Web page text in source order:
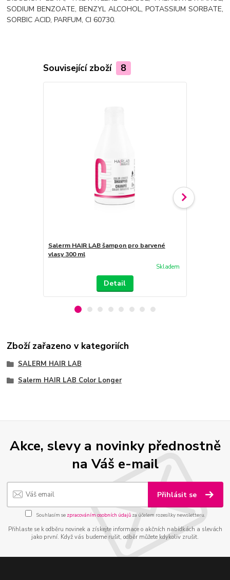
SODIUM BENZOATE, BENZYL ALCOHOL, POTASSIUM SORBATE,
SORBIC ACID, PARFUM, CI 60730.
Související zboží 8
Salerm HAIR LAB šampon pro barvené
vlasy 300 ml
Skladem
Detail
Zboží zařazeno v kategoriích
SALERM HAIR LAB
Salerm HAIR LAB Color Longer
Akce, slevy a novinky přednostně
na Váš e-mail
Přihlásit se
Souhlasím se zpracováním osobních údajůza účelem rozesílky newsletteru.
Přihlaste se k odběru novinek a získejte informace o akčních nabídkách a slevách
jako první. Když vás budeme rušit, odběr můžete kdykoliv zrušit.